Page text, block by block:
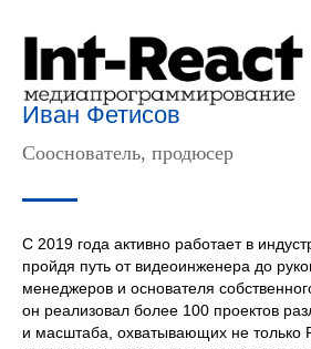
Иван Фетисов
Сооснователь, продюсер
С 2019 года активно работает в
пройдя путь от видеоинженера до
менеджеров и основателя
он реализовал более 100 проектов
и масштаба, охватывающих не только